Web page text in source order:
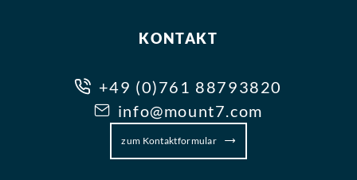
KONTAKT
+49 (0)761 88793820
info@mount7.com
zum Kontaktformular